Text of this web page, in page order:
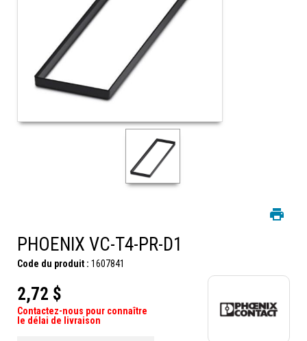
PHOENIX VC-T4-PR-D1
Code du produit : 1607841
2,72 $
Contactez-nous pour connaître
le délai de livraison